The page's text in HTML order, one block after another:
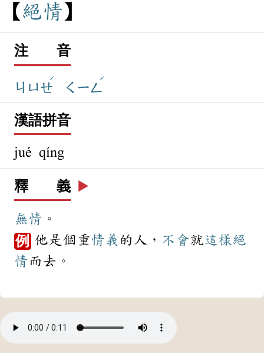
絕情
注 音
ㄐㄩㄝ
ˊ
ㄑㄧㄥ
ˊ
漢語拼音
jué qíng
釋 義 ▶️
無情 。
例 他是個重情義 的人， 不會就這樣絕
情 而去。